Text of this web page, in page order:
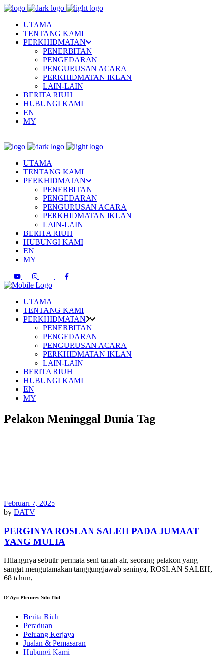
UTAMA
TENTANG KAMI
PERKHIDMATAN
PENERBITAN
PENGEDARAN
PENGURUSAN ACARA
PERKHIDMATAN IKLAN
LAIN-LAIN
BERITA RIUH
HUBUNGI KAMI
EN
MY
UTAMA
TENTANG KAMI
PERKHIDMATAN
PENERBITAN
PENGEDARAN
PENGURUSAN ACARA
PERKHIDMATAN IKLAN
LAIN-LAIN
BERITA RIUH
HUBUNGI KAMI
EN
MY
UTAMA
TENTANG KAMI
PERKHIDMATAN
PENERBITAN
PENGEDARAN
PENGURUSAN ACARA
PERKHIDMATAN IKLAN
LAIN-LAIN
BERITA RIUH
HUBUNGI KAMI
EN
MY
Pelakon Meninggal Dunia Tag
Februari 7, 2025
by DATV
PERGINYA ROSLAN SALEH PADA JUMAAT
YANG MULIA
Hilangnya sebutir permata seni tanah air, seorang pelakon yang
sangat mengutamakan tanggungjawab seninya, ROSLAN SALEH,
68 tahun,
D’Ayu Pictures Sdn Bhd
Berita Riuh
Peraduan
Peluang Kerjaya
Jualan & Pemasaran
Hubungi Kami